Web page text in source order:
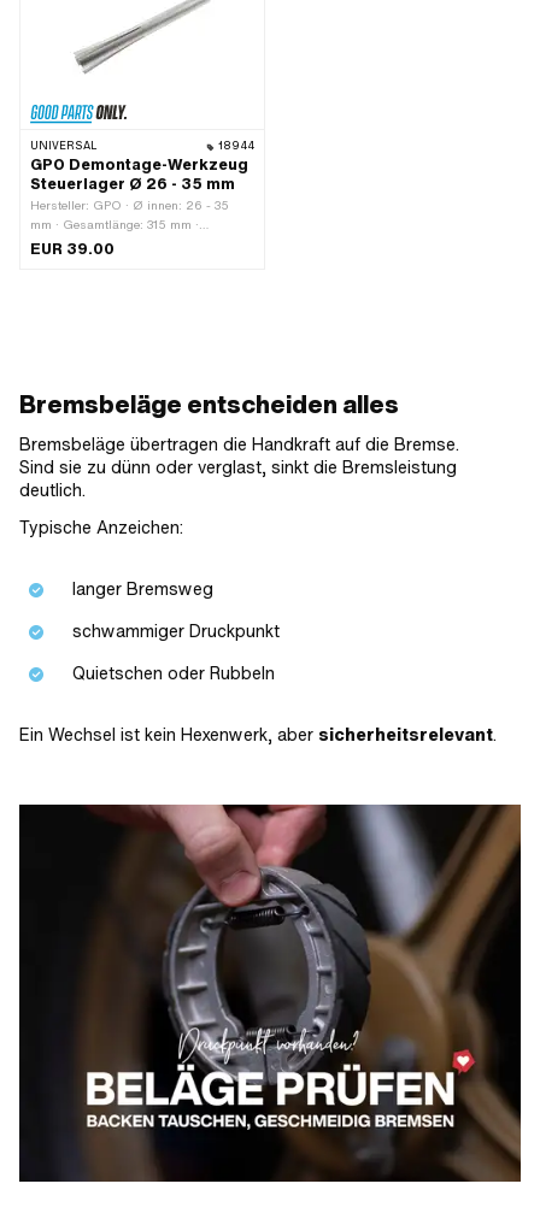
UNIVERSAL 18944
GPO Demontage-Werkzeug
Steuerlager Ø 26 - 35 mm
Hersteller: GPO · Ø innen: 26 - 35
mm · Gesamtlänge: 315 mm ·
Anwendungsbereich: Spezialwerkzeug
EUR 39.00
Bremsbeläge entscheiden alles
Bremsbeläge übertragen die Handkraft auf die Bremse.
Sind sie zu dünn oder verglast, sinkt die Bremsleistung
deutlich.
Typische Anzeichen:
langer Bremsweg
schwammiger Druckpunkt
Quietschen oder Rubbeln
Ein Wechsel ist kein Hexenwerk, aber sicherheitsrelevant.